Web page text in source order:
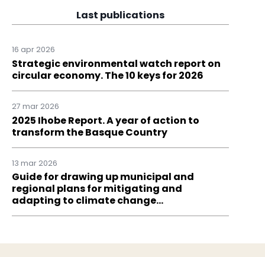
Last publications
16 apr 2026
Strategic environmental watch report on
circular economy. The 10 keys for 2026
27 mar 2026
2025 Ihobe Report. A year of action to
transform the Basque Country
13 mar 2026
Guide for drawing up municipal and
regional plans for mitigating and
adapting to climate change…